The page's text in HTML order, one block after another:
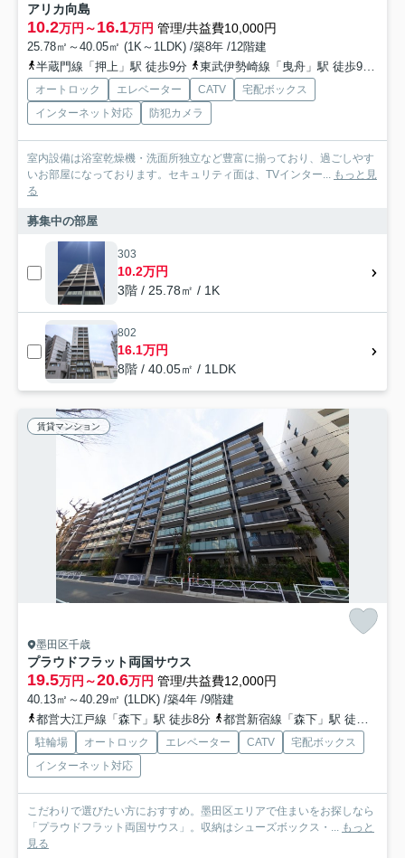
アリカ向島
10.2万円～16.1万円 管理/共益費10,000円
25.78㎡～40.05㎡ (1K～1LDK) /築8年 /12階建
半蔵門線「押上」駅 徒歩9分
東武伊勢崎線「曳舟」駅 徒歩9分
オートロック エレベーター CATV
宅配ボックス
インターネット対応
防犯カメラ
室内設備は浴室乾燥機・洗面所独立など豊富に揃っており、過ごしやす
いお部屋になっております。セキュリティ面は、TVインター... もっと見
る
募集中の部屋
303
10.2万円
3階 / 25.78㎡ / 1K
802
16.1万円
8階 / 40.05㎡ / 1LDK
賃貸マンション
墨田区千歳
プラウドフラット両国サウス
19.5万円～20.6万円 管理/共益費12,000円
40.13㎡～40.29㎡ (1LDK) /築4年 /9階建
都営大江戸線「森下」駅 徒歩8分
都営新宿線「森下」駅 徒歩8分
駐輪場 オートロック エレベーター CATV
宅配ボックス
インターネット対応
こだわりで選びたい方におすすめ。墨田区エリアで住まいをお探しなら
「プラウドフラット両国サウス」。収納はシューズボックス・... もっと
見る